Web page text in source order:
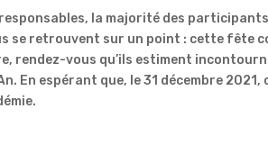
la majorité des
se retrouvent sur un point : cette fête
rendez-vous qu’ils estiment
En espérant que, le 31 décembre